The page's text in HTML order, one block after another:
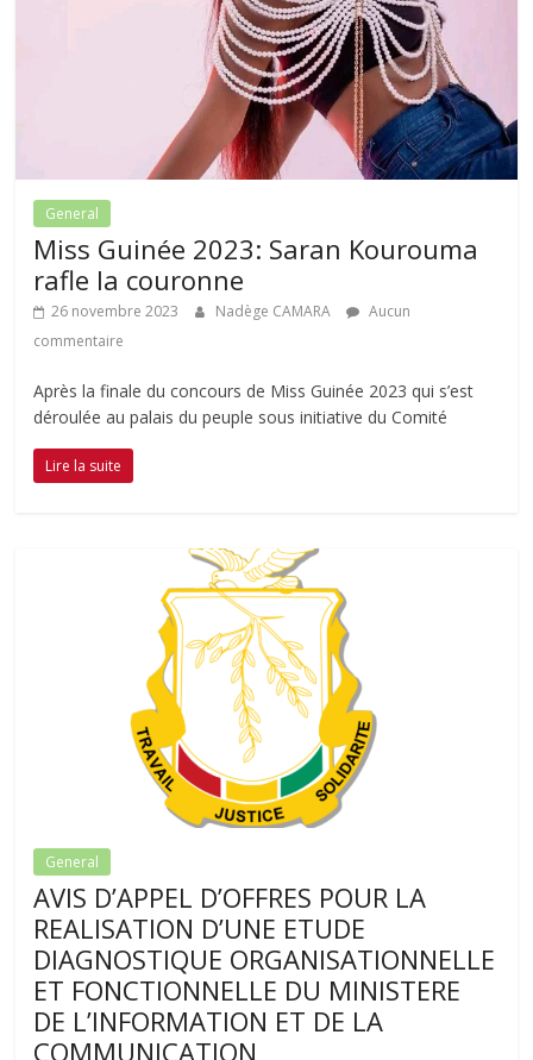
General
Miss Guinée 2023: Saran Kourouma
rafle la couronne
26 novembre 2023 Nadège CAMARA
Aucun
commentaire
Après la finale du concours de Miss Guinée 2023 qui s’est
déroulée au palais du peuple sous initiative du Comité
Lire la suite
General
AVIS D’APPEL D’OFFRES POUR LA
REALISATION D’UNE ETUDE
DIAGNOSTIQUE ORGANISATIONNELLE
ET FONCTIONNELLE DU MINISTERE
DE L’INFORMATION ET DE LA
COMMUNICATION